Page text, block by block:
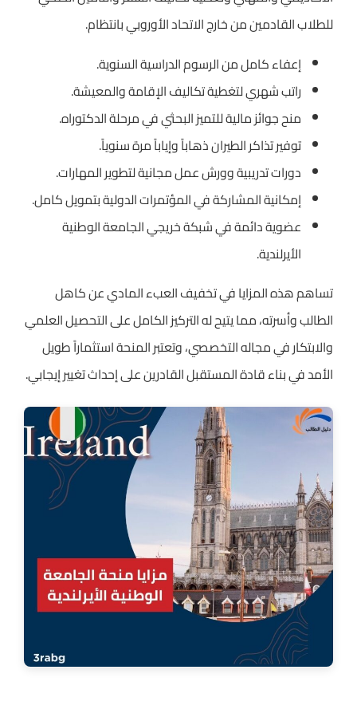
للطلاب القادمين من خارج الاتحاد الأوروبي بانتظام.
إعفاء كامل من الرسوم الدراسية السنوية.
راتب شهري لتغطية تكاليف الإقامة والمعيشة.
منح جوائز مالية للتميز البحثي في مرحلة الدكتوراه.
توفير تذاكر الطيران ذهاباً وإياباً مرة سنوياً.
دورات تدريبية وورش عمل مجانية لتطوير المهارات.
إمكانية المشاركة في المؤتمرات الدولية بتمويل كامل.
عضوية دائمة في شبكة خريجي الجامعة الوطنية
الأيرلندية.
تساهم هذه المزايا في تخفيف العبء المادي عن كاهل
الطالب وأسرته، مما يتيح له التركيز الكامل على التحصيل العلمي
والابتكار في مجاله التخصصي، وتعتبر المنحة استثماراً طويل
الأمد في بناء قادة المستقبل القادرين على إحداث تغيير إيجابي.